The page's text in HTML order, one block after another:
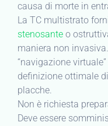
causa di morte in
La TC multistrato
stenosante o
maniera non
“navigazione
definizione ottimale
placche.
Non è richiesta
Deve essere